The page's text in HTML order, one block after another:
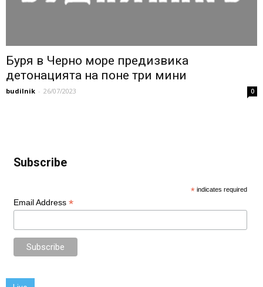
Буря в Черно море предизвика
детонацията на поне три мини
budilnik - 26/07/2023 0
Subscribe
* indicates required
Email Address *